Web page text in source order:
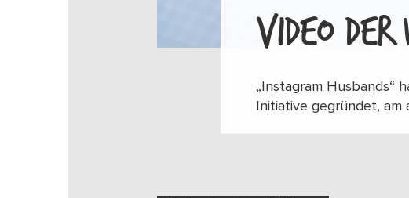
VIDEO DER
„Instagram Husbands“
Initiative gegründet,